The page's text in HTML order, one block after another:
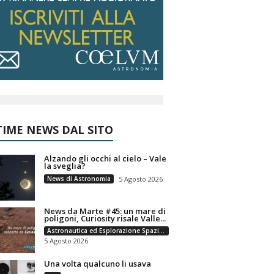
NEWS DAL SITO
Alzando gli occhi al cielo – Vale
la sveglia?
News di Astronomia 5 Agosto 2026
News da Marte #45: un mare di
poligoni, Curiosity risale Valle...
Astronautica ed Esplorazione Spaziale
5 Agosto 2026
Una volta qualcuno li usava